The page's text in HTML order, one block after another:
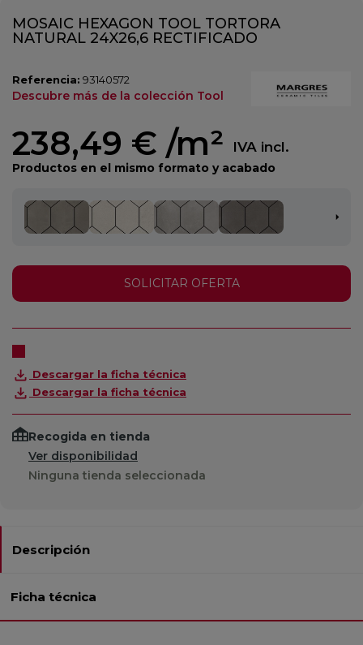
MOSAIC HEXAGON TOOL TORTORA
NATURAL 24X26,6 RECTIFICADO
Referencia: 93140572
Descubre más de la colección Tool
238,49 € /m² IVA incl.
Productos en el mismo formato y acabado
SOLICITAR OFERTA
Descargar la ficha técnica
Descargar la ficha técnica
Recogida en tienda
Ver disponibilidad
Ninguna tienda seleccionada
Descripción
Ficha técnica